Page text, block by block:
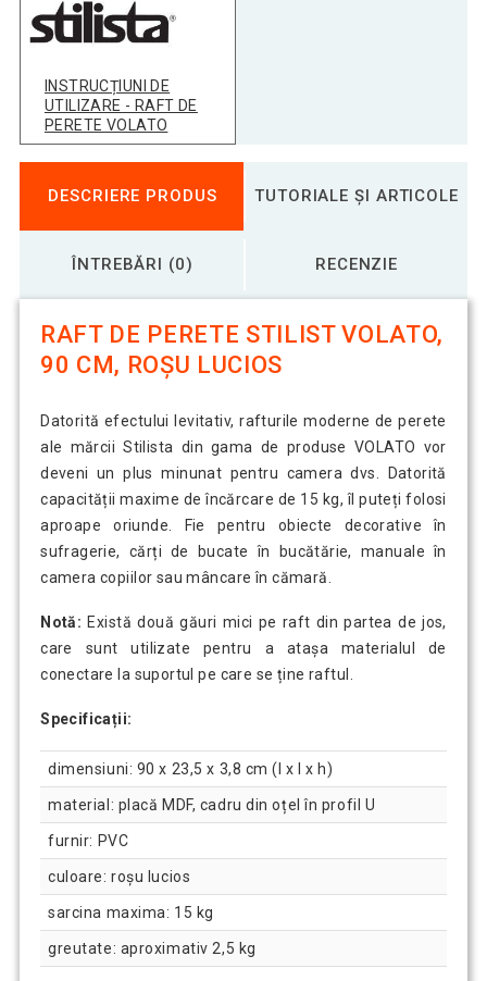
Raft de perete stilist Volato, 70 cm,
roșu lucios
Raft de perete stilist Volato, 80 cm,
roșu lucios
INSTRUCȚIUNI DE
UTILIZARE - RAFT DE
PERETE VOLATO
DESCRIERE PRODUS TUTORIALE ȘI ARTICOLE
ÎNTREBĂRI (0) RECENZIE
RAFT DE PERETE STILIST VOLATO,
90 CM, ROȘU LUCIOS
Datorită efectului levitativ, rafturile moderne de perete
ale mărcii Stilista din gama de produse VOLATO vor
deveni un plus minunat pentru camera dvs. Datorită
capacității maxime de încărcare de 15 kg, îl puteți folosi
aproape oriunde. Fie pentru obiecte decorative în
sufragerie, cărți de bucate în bucătărie, manuale în
camera copiilor sau mâncare în cămară.
Notă: Există două găuri mici pe raft din partea de jos,
care sunt utilizate pentru a atașa materialul de
conectare la suportul pe care se ține raftul.
Specificații:
dimensiuni: 90 x 23,5 x 3,8 cm (l x l x h)
material: placă MDF, cadru din oțel în profil U
furnir: PVC
culoare: roșu lucios
sarcina maxima: 15 kg
greutate: aproximativ 2,5 kg